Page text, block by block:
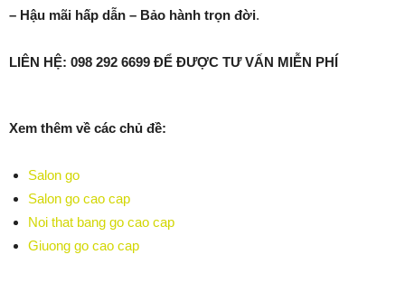
– Hậu mãi hấp dẫn – Bảo hành trọn đời.
LIÊN HỆ: 098 292 6699 ĐỂ ĐƯỢC TƯ VẤN MIỄN PHÍ
Xem thêm về các chủ đề:
Salon go
Salon go cao cap
Noi that bang go cao cap
Giuong go cao cap